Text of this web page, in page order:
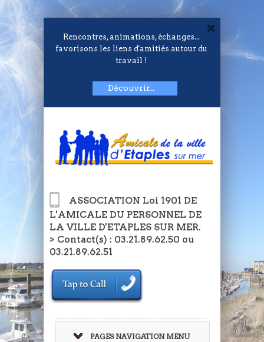
Rencontres, animations, échanges...
favorisons les liens d'amitiés autour du
travail !
Découvrir...
ASSOCIATION Loi 1901 DE
L'AMICALE DU PERSONNEL DE
LA VILLE D'ETAPLES SUR MER.
> Contact(s) : 03.21.89.62.50 ou
03.21.89.62.51
PAGES NAVIGATION MENU